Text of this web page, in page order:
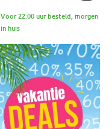
Voor 22:00 uur besteld, morgen
in huis